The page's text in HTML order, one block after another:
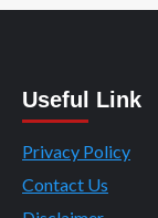
Useful Link
Privacy Policy
Contact Us